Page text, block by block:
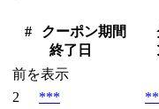
#
クーポン期間
終了日
前を表示
2
***